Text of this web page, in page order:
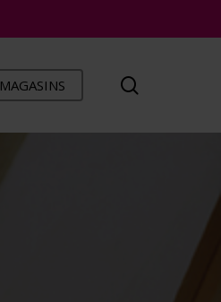
MAGASINS